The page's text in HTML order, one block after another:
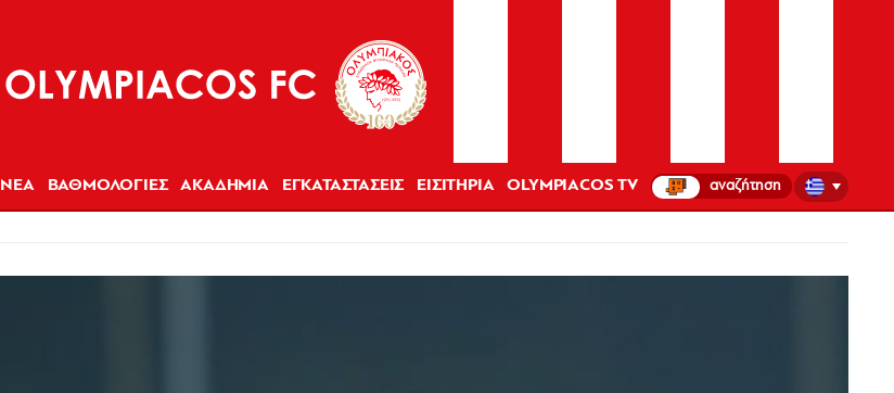
ΝΕΑ ΒΑΘΜΟΛΟΓΙΕΣ ΑΚΑΔΗΜΙΑ ΕΓΚΑΤΑΣΤΑΣΕΙΣ ΕΙΣΙΤΗΡΙΑ OLYMPIACOS TV